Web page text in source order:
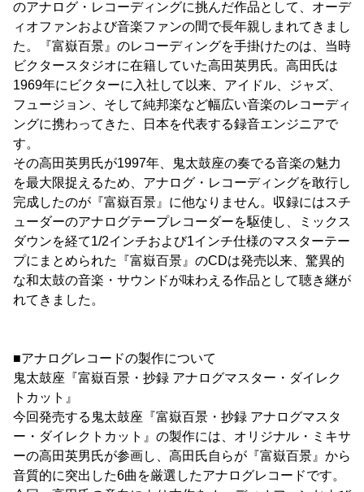
のアナログ・レコーディングに挑んだ作品として、オーデ
ィオファンおよび音楽ファンの間で長年親しまれてきまし
た。『富嶽百景』のレコーディングを手掛けたのは、当時
ビクタースタジオに在籍していた高田英男氏。高田氏は
1969年にビクターに入社して以来、アイドル、ジャズ、
フュージョン、そして純邦楽など幅広い音楽のレコーディ
ングに携わってきた、日本を代表する録音エンジニアで
す。
その高田英男氏が1997年、鬼太鼓座の奏でる音楽の魅力
を最大限捉えるため、アナログ・レコーディングを敢行し
完成したのが『富嶽百景』に他なりません。収録にはスチ
ューダーのアナログテープレコーダーを駆使し、ミックス
ダウンを経て1/2インチおよび1インチ仕様のマスターテー
プにまとめられた『富嶽百景』のCDは発売以来、驚異的
な和太鼓の音楽・サウンドが味わえる作品として聴き継が
れてきました。
■アナログレコードの製作について
鬼太鼓座『富嶽百景・抄録 アナログマスター・ダイレク
トカット』
今回発売する鬼太鼓座『富嶽百景・抄録 アナログマスタ
ー・ダイレクトカット』の製作には、オリジナル・ミキサ
ーの高田英男氏が参画し、高田氏自らが『富嶽百景』から
音質的に突出した6曲を厳選したアナログレコードです。